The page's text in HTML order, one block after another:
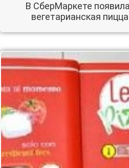
В СберМаркете
вегетарианская